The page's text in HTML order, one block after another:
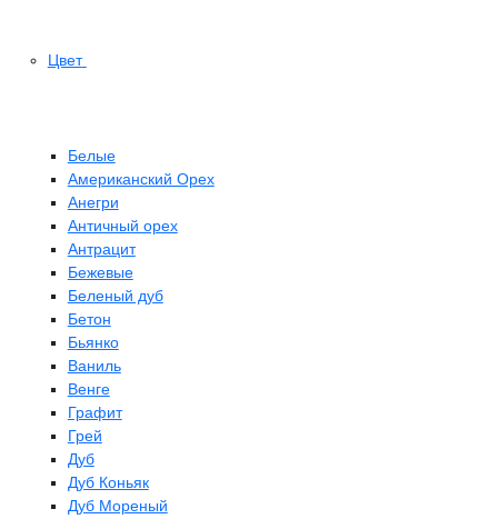
Цвет
Белые
Американский Орех
Анегри
Античный орех
Антрацит
Бежевые
Беленый дуб
Бетон
Бьянко
Ваниль
Венге
Графит
Грей
Дуб
Дуб Коньяк
Дуб Мореный